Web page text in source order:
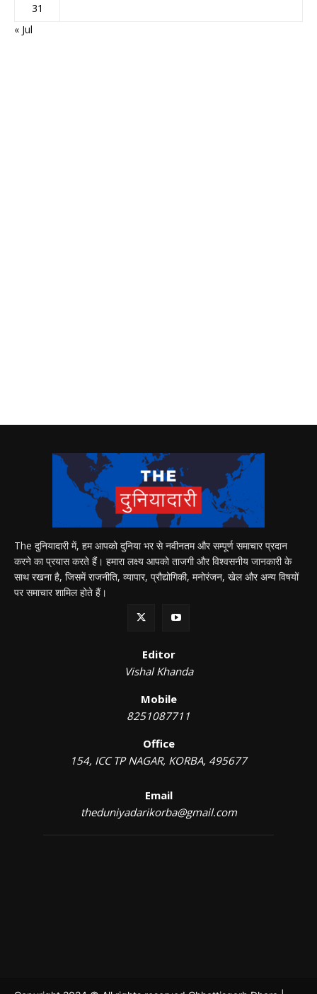
31
« Jul
The दुनियादारी में, हम आपको दुनिया भर से नवीनतम और सम्पूर्ण समाचार प्रदान
करने का प्रयास करते हैं। हमारा लक्ष्य आपको ताजगी और विश्वसनीय जानकारी के
साथ रखना है, जिसमें राजनीति, व्यापार, प्रौद्योगिकी, मनोरंजन, खेल और अन्य विषयों
पर समाचार शामिल होते हैं।
Editor
Vishal Khanda
Mobile
8251087711
Office
154, ICC TP NAGAR, KORBA, 495677
Email
theduniyadarikorba@gmail.com